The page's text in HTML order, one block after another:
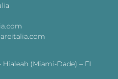
(Miami-Dade) – FL